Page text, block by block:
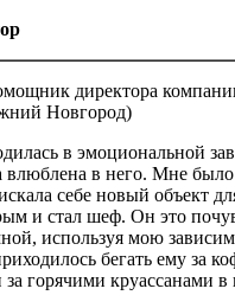
директора
Новгород)
в эмоциональной
влюблена в него. Мне
себе новый объект
и стал шеф. Он это
используя мою
бегать ему за
горячими круассанами в